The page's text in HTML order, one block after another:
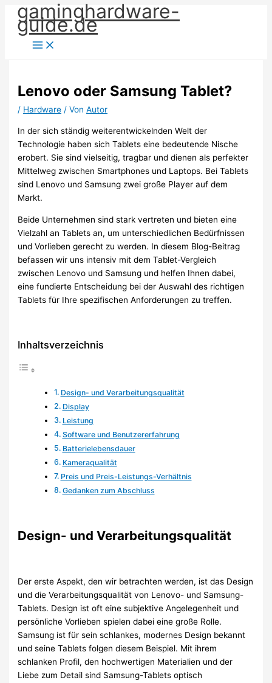
Zum
Inhalt
springen
gaminghardware-
guide.de
Lenovo oder Samsung Tablet?
/ Hardware / VonAutor
In der sich ständig weiterentwickelnden Welt der
Technologie haben sich Tablets eine bedeutende Nische
erobert. Sie sind vielseitig, tragbar und dienen als perfekter
Mittelweg zwischen Smartphones und Laptops. Bei Tablets
sind Lenovo und Samsung zwei große Player auf dem
Markt.
Beide Unternehmen sind stark vertreten und bieten eine
Vielzahl an Tablets an, um unterschiedlichen Bedürfnissen
und Vorlieben gerecht zu werden. In diesem Blog-Beitrag
befassen wir uns intensiv mit dem Tablet-Vergleich
zwischen Lenovo und Samsung und helfen Ihnen dabei,
eine fundierte Entscheidung bei der Auswahl des richtigen
Tablets für Ihre spezifischen Anforderungen zu treffen.
Inhaltsverzeichnis
Design- und Verarbeitungsqualität
Display
Leistung
Software und Benutzererfahrung
Batterielebensdauer
Kameraqualität
Preis und Preis-Leistungs-Verhältnis
Gedanken zum Abschluss
Design- und Verarbeitungsqualität
Der erste Aspekt, den wir betrachten werden, ist das Design
und die Verarbeitungsqualität von Lenovo- und Samsung-
Tablets. Design ist oft eine subjektive Angelegenheit und
persönliche Vorlieben spielen dabei eine große Rolle.
Samsung ist für sein schlankes, modernes Design bekannt
und seine Tablets folgen diesem Beispiel. Mit ihrem
schlanken Profil, den hochwertigen Materialien und der
Liebe zum Detail sind Samsung-Tablets optisch